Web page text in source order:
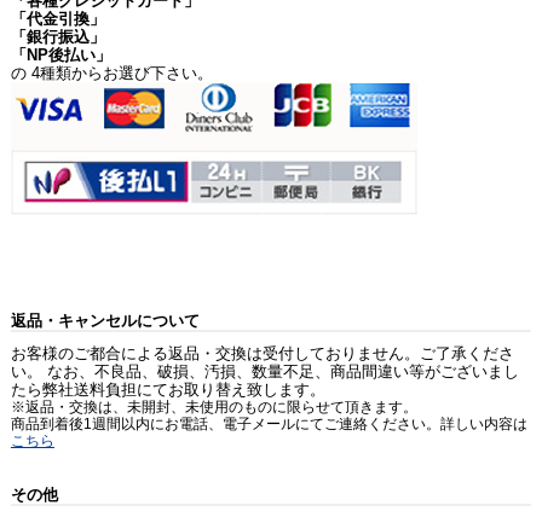
「代金引換」
「銀行振込」
「NP後払い」
の 4種類からお選び下さい。
返品・キャンセルについて
お客様のご都合による返品・交換は受付しておりません。ご了承くださ
い。 なお、不良品、破損、汚損、数量不足、商品間違い等がございまし
たら弊社送料負担にてお取り替え致します。
※返品・交換は、未開封、未使用のものに限らせて頂きます。
商品到着後1週間以内にお電話、電子メールにてご連絡ください。詳しい内容は
こちら
その他